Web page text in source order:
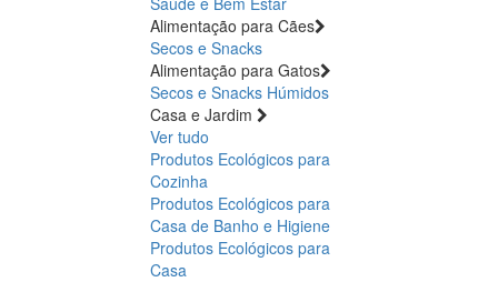
Alimentação para Cães
Secos e Snacks
Alimentação para Gatos
Secos e Snacks Húmidos
Casa e Jardim
Ver tudo
Produtos Ecológicos para
Cozinha
Produtos Ecológicos para
Casa de Banho e Higiene
Produtos Ecológicos para
Casa